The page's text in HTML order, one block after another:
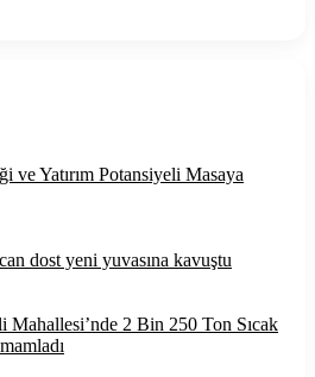
ve Yatırım Potansiyeli Masaya
dost yeni yuvasına kavuştu
2 Bin 250 Ton Sıcak